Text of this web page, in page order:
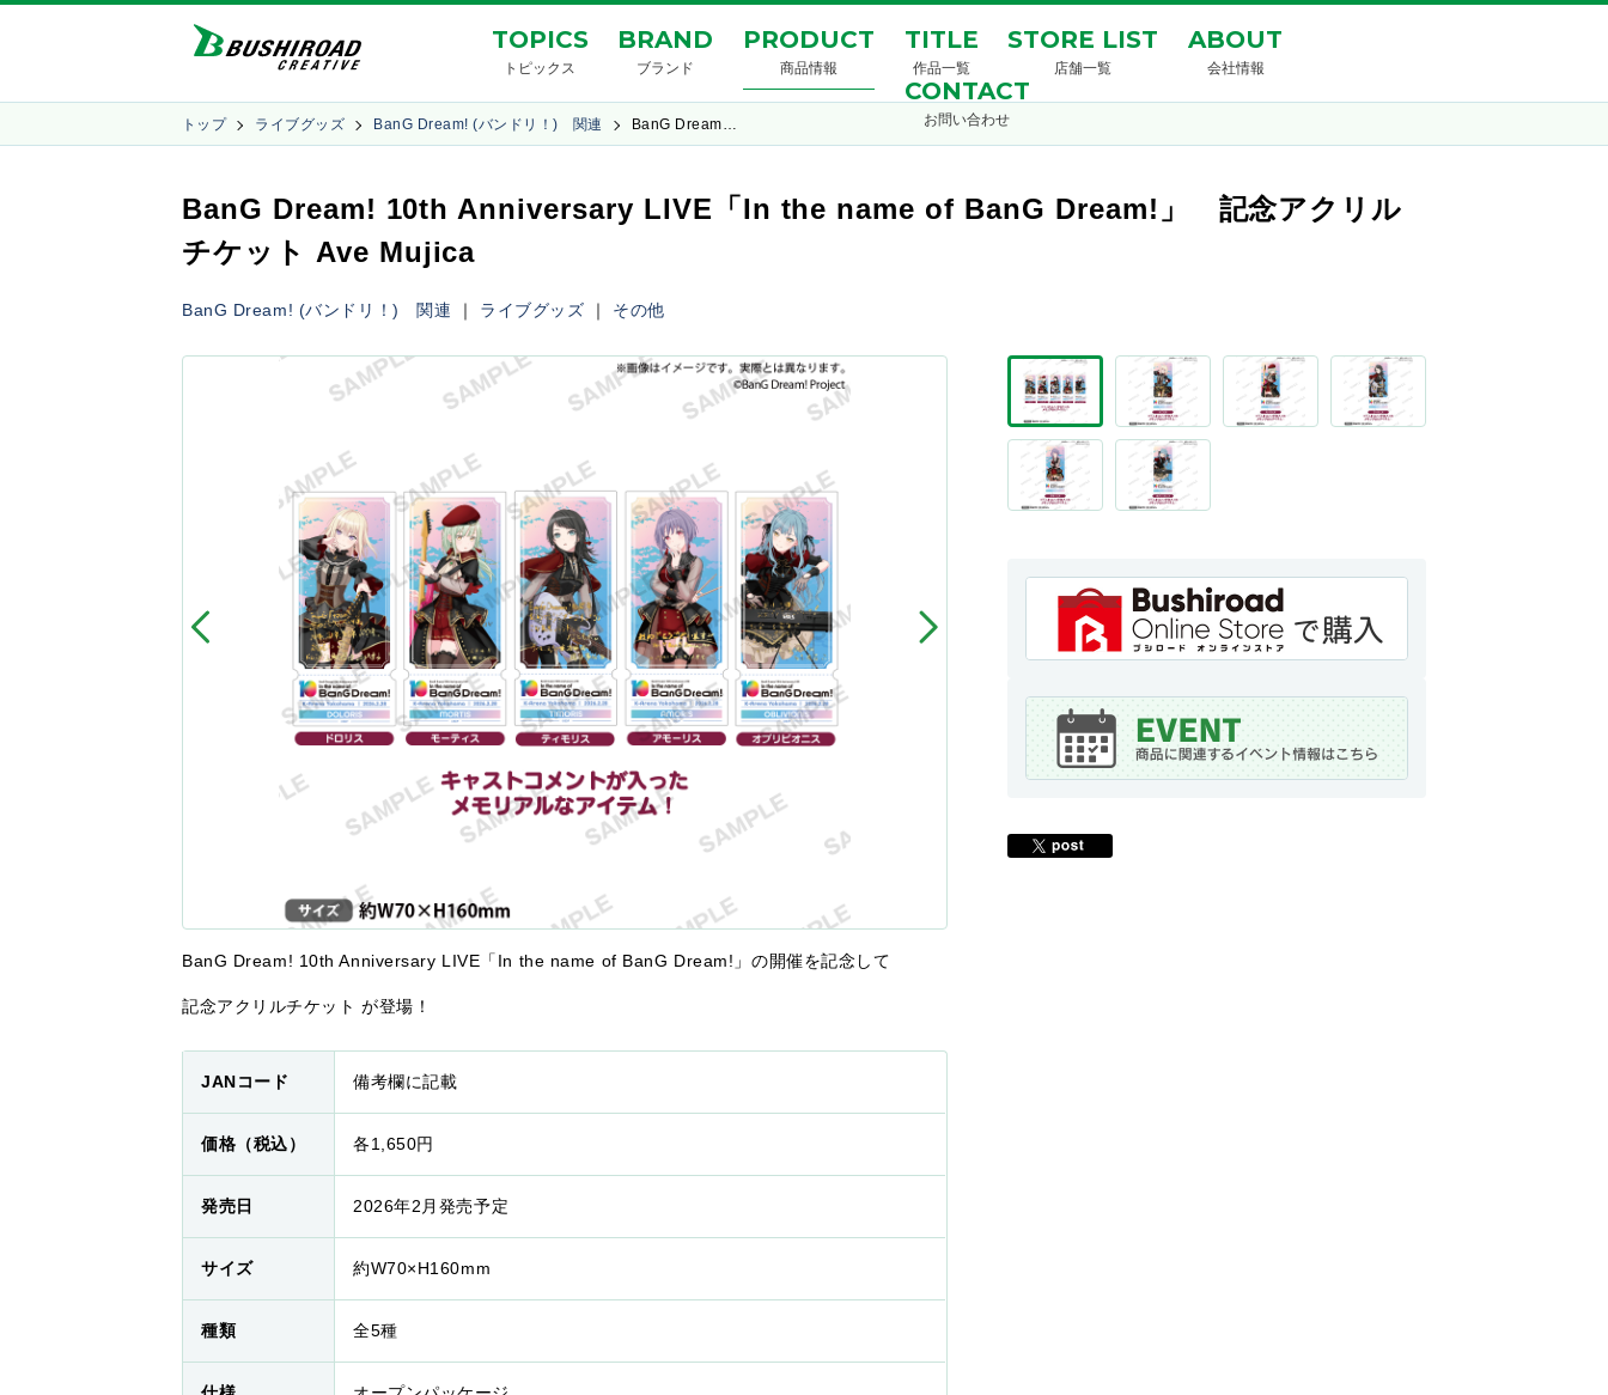
TOPICS
トピックス
BRAND
ブランド
PRODUCT
商品情報
TITLE
作品一覧
STORE LIST
店舗一覧
ABOUT
会社情報
CONTACT
お問い合わせ
トップ ライブグッズ BanG Dream! (バンドリ！) 関連 BanG Dream…
BanG Dream! 10th Anniversary LIVE「In the name of BanG Dream!」 記念アクリル
チケット Ave Mujica
BanG Dream! (バンドリ！) 関連 ｜ ライブグッズ ｜ その他
BanG Dream! 10th Anniversary LIVE「In the name of BanG Dream!」の開催を記念して
記念アクリルチケット が登場！
JANコード 備考欄に記載
価格（税込） 各1,650円
発売日 2026年2月発売予定
サイズ 約W70×H160mm
種類 全5種